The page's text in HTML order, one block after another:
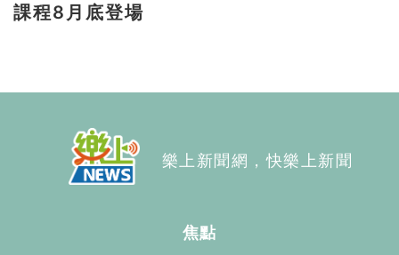
課程8月底登場
樂上新聞網，快樂上新聞
焦點